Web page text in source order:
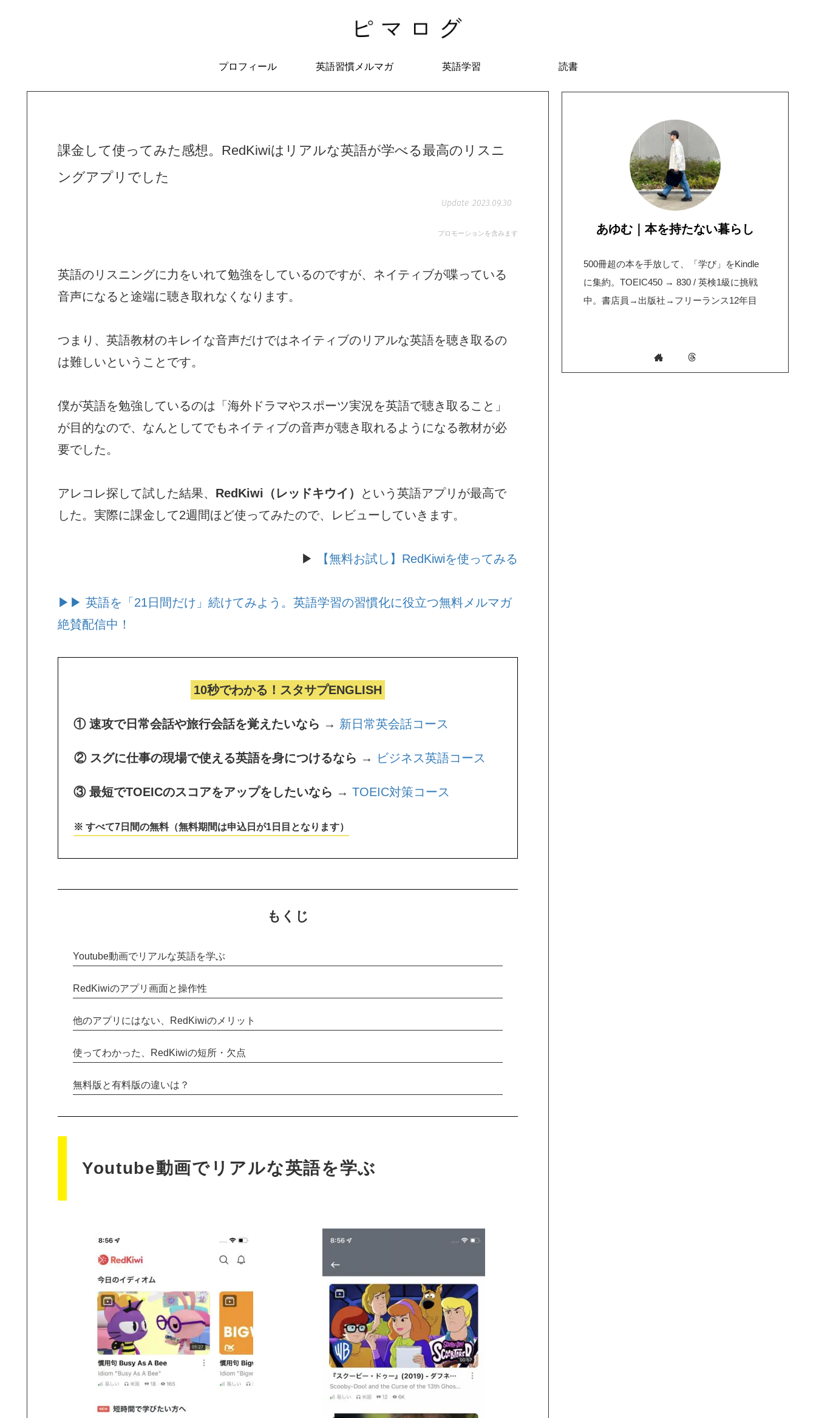
プロフィール 英語習慣メルマガ 英語学習 読書
課金して使ってみた感想。RedKiwiはリアルな英語が学べる最高のリスニ
ングアプリでした
2023.09.30
プロモーションを含みます
英語のリスニングに力をいれて勉強をしているのですが、ネイティブが喋っている
音声になると途端に聴き取れなくなります。
つまり、英語教材のキレイな音声だけではネイティブのリアルな英語を聴き取るの
は難しいということです。
僕が英語を勉強しているのは「海外ドラマやスポーツ実況を英語で聴き取ること」
が目的なので、なんとしてでもネイティブの音声が聴き取れるようになる教材が必
要でした。
アレコレ探して試した結果、 RedKiwi（レッドキウイ）
という英語アプリが最高で
した。実際に課金して2週間ほど使ってみたので、レビューしていきます。
▶ 【無料お試し】RedKiwiを使ってみる
▶▶ 英語を「21日間だけ」続けてみよう。 英語学習の習慣化に役立つ無料メルマガ
絶賛配信中！
10秒でわかる！スタサプENGLISH
① 速攻で日常会話や旅行会話を覚えたいなら → 新日常英会話コース
② スグに仕事の現場で使える英語を身につけるなら → ビジネス英語コース
③ 最短でTOEICのスコアをアップをしたいなら → TOEIC対策コース
※ すべて7日間の無料（無料期間は申込日が1日目となります）
もくじ
Youtube動画でリアルな英語を学ぶ
RedKiwiのアプリ画面と操作性
他のアプリにはない、RedKiwiのメリット
使ってわかった、RedKiwiの短所・欠点
無料版と有料版の違いは？
Youtube動画でリアルな英語を学ぶ
あゆむ｜本を持たない暮らし
500冊超の本を手放して、「学び」をKindle
に集約。TOEIC450 → 830 / 英検1級に挑戦
中。書店員→出版社→フリーランス12年目